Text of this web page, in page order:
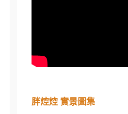
胖焢焢 實景圖集